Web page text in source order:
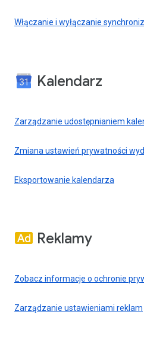
Włączanie i wyłączanie
Kalendarz
Zarządzanie udostępnianiem
Zmiana ustawień prywatności
Eksportowanie kalendarza
Reklamy
Zobacz informacje o ochronie
Zarządzanie ustawieniami reklam